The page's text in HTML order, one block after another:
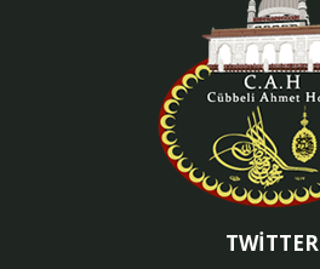
TWİTTER